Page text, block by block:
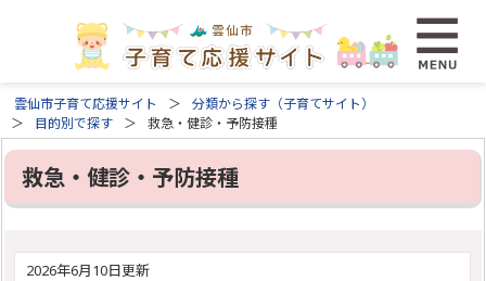
雲仙市子育て応援サイト
分類から探す（子育てサイト）
目的別で探す
救急・健診・予防接種
救急・健診・予防接種
2026年6月10日更新